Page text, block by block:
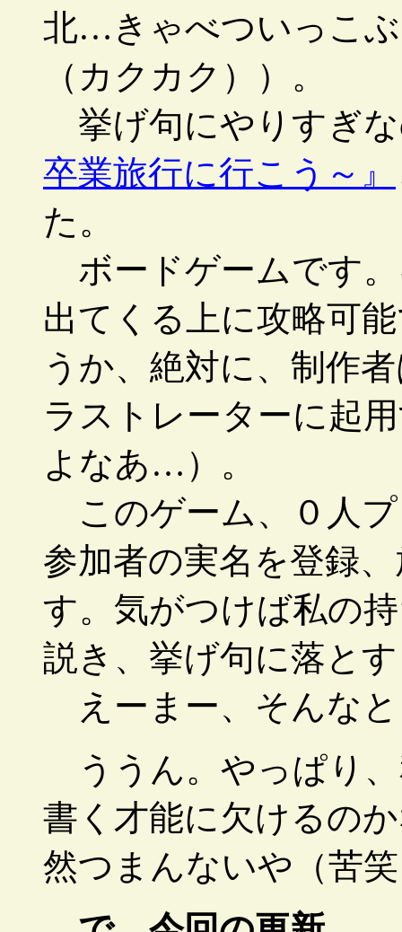
北…きゃべついっこ
（カクカク））。
挙げ句にやりすぎ
卒業旅行に行こう～』
た。
ボードゲームです
出てくる上に攻略可
うか、絶対に、制作
ラストレーターに起
よなあ…）。
このゲーム、０人
参加者の実名を登録
す。気がつけば私の
説き、挙げ句に落と
えーまー、そんな
ううん。やっぱり
書く才能に欠けるの
然つまんないや（苦